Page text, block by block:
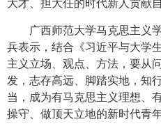
大才、担大任的时代新人贡献
广西师范大学马克思主义
兵表示，结合《习近平与大学
主义立场、观点、方法，要从
发，志存高远、脚踏实地，知
当，成为有马克思主义理想、
操守、做顶天立地的新时代青年